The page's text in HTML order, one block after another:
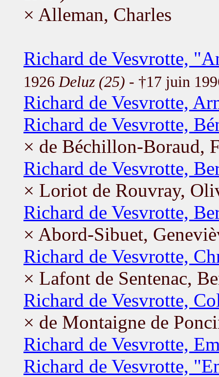
× Alleman, Charles
Richard de Vesvrotte,
1926 Deluz (25) - †17 juin
Richard de Vesvrotte,
Richard de Vesvrotte,
× de Béchillon-Boraud,
Richard de Vesvrotte,
× Loriot de Rouvray,
Richard de Vesvrotte,
× Abord-Sibuet,
Richard de Vesvrotte,
× Lafont de Sentenac,
Richard de Vesvrotte,
× de Montaigne de
Richard de Vesvrotte,
Richard de Vesvrotte,